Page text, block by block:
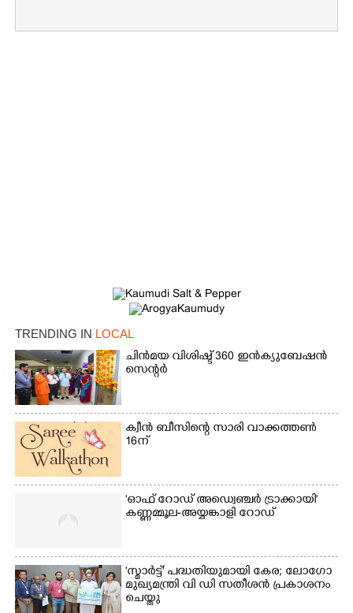
TRENDING IN LOCAL
ചിൻമയ വിശിഷ്ട് 360 ഇൻക്യുബേഷൻ
സെന്റർ
ക്വീൻ ബീസിന്റെ സാരി വാക്കത്തൺ
16ന്
'ഓഫ് റോഡ് അഡ്വെഞ്ചർ ട്രാക്കായി'
കണ്ണമ്മൂല-അയ്യങ്കാളി റോഡ്
'സ്മാർട്ട്' പദ്ധതിയുമായി കേര; ലോഗോ
മുഖ്യമന്ത്രി വി ഡി സതീശൻ പ്രകാശനം
ചെയ്തു
×
Share this link